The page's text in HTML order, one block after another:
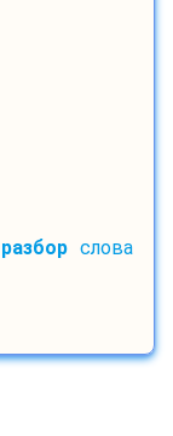
разбор слова